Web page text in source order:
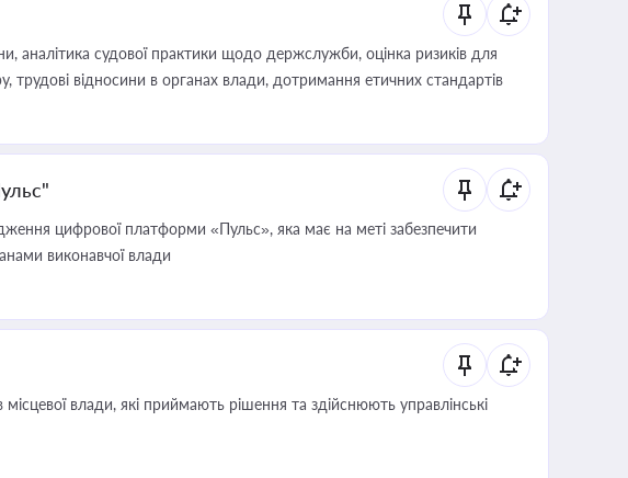
аналітика судової практики щодо держслужби, оцінка ризиків для
трудові відносини в органах влади, дотримання етичних стандартів
цифрової платформи «Пульс», яка має на меті забезпечити
виконавчої влади
місцевої влади, які приймають рішення та здійснюють управлінські